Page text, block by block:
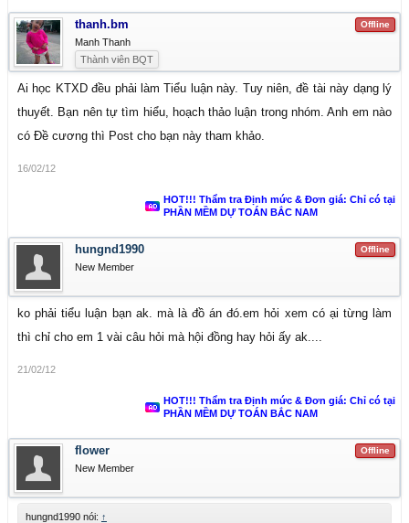
Offline
thanh.bm
Manh Thanh
Thành viên BQT
Ai học KTXD đều phải làm Tiểu luận này. Tuy niên, đề tài này dạng lý
thuyết. Bạn nên tự tìm hiểu, hoạch thảo luận trong nhóm. Anh em nào
có Đề cương thì Post cho bạn này tham khảo.
16/02/12
HOT!!! Thẩm tra Định mức & Đơn giá: Chỉ có tại
PHẦN MỀM DỰ TOÁN BẮC NAM
Offline
hungnd1990
New Member
ko phải tiểu luận bạn ak. mà là đồ án đó.em hỏi xem có ại từng làm
thì chỉ cho em 1 vài câu hỏi mà hội đồng hay hỏi ấy ak....
21/02/12
HOT!!! Thẩm tra Định mức & Đơn giá: Chỉ có tại
PHẦN MỀM DỰ TOÁN BẮC NAM
Offline
flower
New Member
hungnd1990 nói: ↑